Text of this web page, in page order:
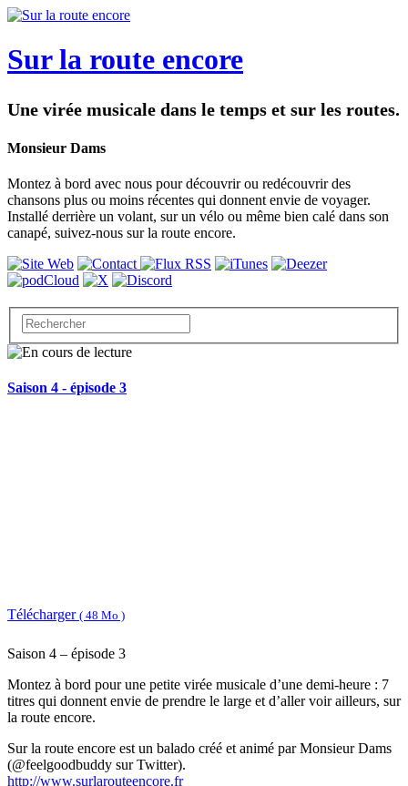
Sur la route encore
Une virée musicale dans le temps et sur les routes.
Monsieur Dams
Montez à bord avec nous pour découvrir ou redécouvrir des
chansons plus ou moins récentes qui donnent envie de voyager.
Installé derrière un volant, sur un vélo ou même bien calé dans son
canapé, suivez-nous sur la route encore.
Saison 4 - épisode 3
Télécharger ( 48 Mo )
Saison 4 – épisode 3
Montez à bord pour une petite virée musicale d’une demi-heure : 7
titres qui donnent envie de prendre le large et d’aller voir ailleurs, sur
la route encore.
Sur la route encore est un balado créé et animé par Monsieur Dams
(@feelgoodbuddy sur Twitter).
http://www.surlarouteencore.fr